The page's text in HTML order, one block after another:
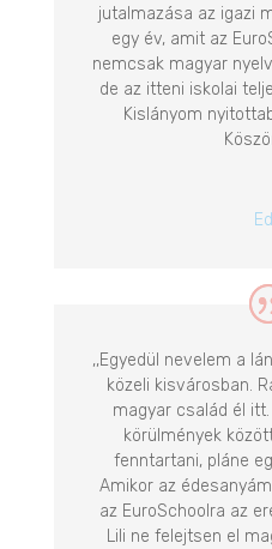
jutalmazása az igazi
egy év, amit az
nemcsak magyar
de az itteni iskolai
Kislányom
,,Egyedül nevelem a
közeli kisvárosban.
magyar család él
körülmények
fenntartani, pláne
Amikor az
az EuroSchoolra az
Lili ne felejtsen el